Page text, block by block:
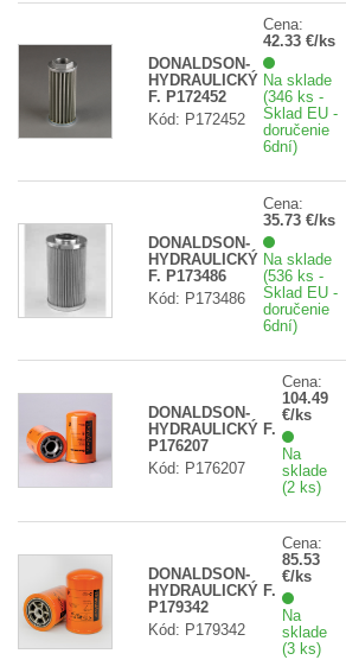
DONALDSON-
HYDRAULICKÝ
F. P172452
Kód: P172452
Cena:
42.33 €/ks
Na sklade
(346 ks -
Sklad EU -
doručenie
6dní)
DONALDSON-
HYDRAULICKÝ
F. P173486
Kód: P173486
Cena:
35.73 €/ks
Na sklade
(536 ks -
Sklad EU -
doručenie
6dní)
DONALDSON-
HYDRAULICKÝ F.
P176207
Kód: P176207
Cena:
104.49
€/ks
Na
sklade
(2 ks)
DONALDSON-
HYDRAULICKÝ F.
P179342
Kód: P179342
Cena:
85.53
€/ks
Na
sklade
(3 ks)